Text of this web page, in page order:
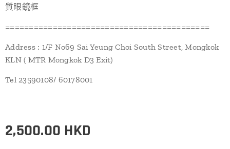
質眼鏡框
===========================================
Address : 1/F No69 Sai Yeung Choi South Street, Mongkok
KLN ( MTR Mongkok D3 Exit)
Tel 23590108/ 60178001
2,500.00 HKD